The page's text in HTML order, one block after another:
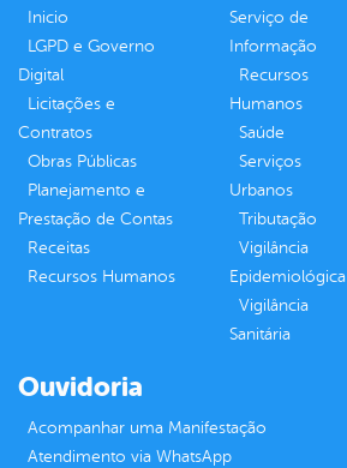
Inicio
LGPD e Governo
Digital
Licitações e
Contratos
Obras Públicas
Planejamento e
Prestação de Contas
Receitas
Recursos Humanos
Serviço de
Informação
Recursos
Humanos
Saúde
Serviços
Urbanos
Tributação
Vigilância
Epidemiológica
Vigilância
Sanitária
Ouvidoria
Acompanhar uma Manifestação
Atendimento via WhatsApp